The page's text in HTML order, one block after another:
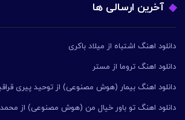
آخرین ارسالی ها
دانلود اهنگ اشتباه از میلاد باکری
دانلود اهنگ تروما از مستر
دانلود اهنگ بیمار (هوش مصنوعی) از توحید پیری
دانلود اهنگ تو باور خیال من (هوش مصنوعی) از محمد